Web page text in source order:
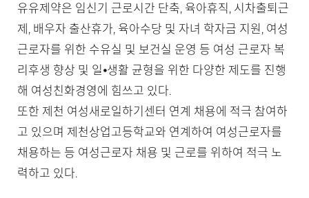
유유제약은 임신기 근로시간 단축, 육아휴직, 시차출퇴근
제, 배우자 출산휴가, 육아수당 및 자녀 학자금 지원, 여성
근로자를 위한 수유실 및 보건실 운영 등 여성 근로자 복
리후생 향상 및 일⦁생활 균형을 위한 다양한 제도를 진행
해 여성친화경영에 힘쓰고 있다.
또한 제천 여성새로일하기센터 연계 채용에 적극 참여하
고 있으며 제천상업고등학교와 연계하여 여성근로자를
채용하는 등 여성근로자 채용 및 근로를 위하여 적극 노
력하고 있다.